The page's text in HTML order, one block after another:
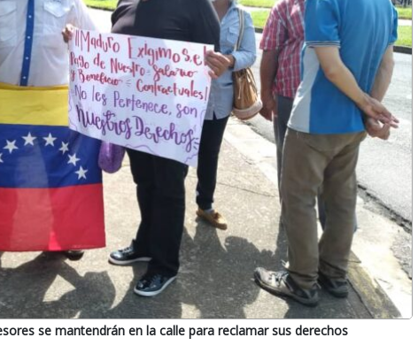
se mantendrán en la calle para reclamar sus derechos